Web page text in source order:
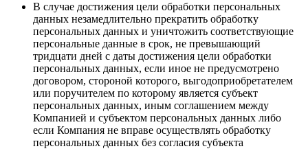
В случае достижения цели обработки персональных
данных незамедлительно прекратить обработку
персональных данных и уничтожить соответствующие
персональные данные в срок, не превышающий
тридцати дней с даты достижения цели обработки
персональных данных, если иное не предусмотрено
договором, стороной которого, выгодоприобретателем
или поручителем по которому является субъект
персональных данных, иным соглашением между
Компанией и субъектом персональных данных либо
если Компания не вправе осуществлять обработку
персональных данных без согласия субъекта